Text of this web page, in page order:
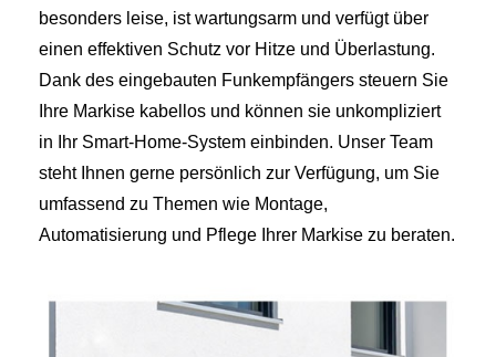
besonders leise, ist wartungsarm und verfügt über
einen effektiven Schutz vor Hitze und Überlastung.
Dank des eingebauten Funkempfängers steuern Sie
Ihre Markise kabellos und können sie unkompliziert
in Ihr Smart-Home-System einbinden. Unser Team
steht Ihnen gerne persönlich zur Verfügung, um Sie
umfassend zu Themen wie Montage,
Automatisierung und Pflege Ihrer Markise zu beraten.